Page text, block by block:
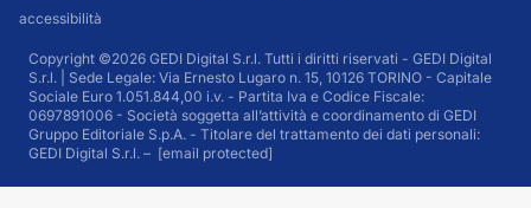
accessibilità
Copyright ©2026 GEDI Digital S.r.l. Tutti i diritti riservati - GEDI Digital
S.r.l. | Sede Legale: Via Ernesto Lugaro n. 15, 10126 TORINO - Capitale
Sociale Euro 1.051.844,00 i.v. - Partita Iva e Codice Fiscale:
0697891006 - Società soggetta all’attività e coordinamento di GEDI
Gruppo Editoriale S.p.A. - Titolare del trattamento dei dati personali:
GEDI Digital S.r.l. – [email protected]